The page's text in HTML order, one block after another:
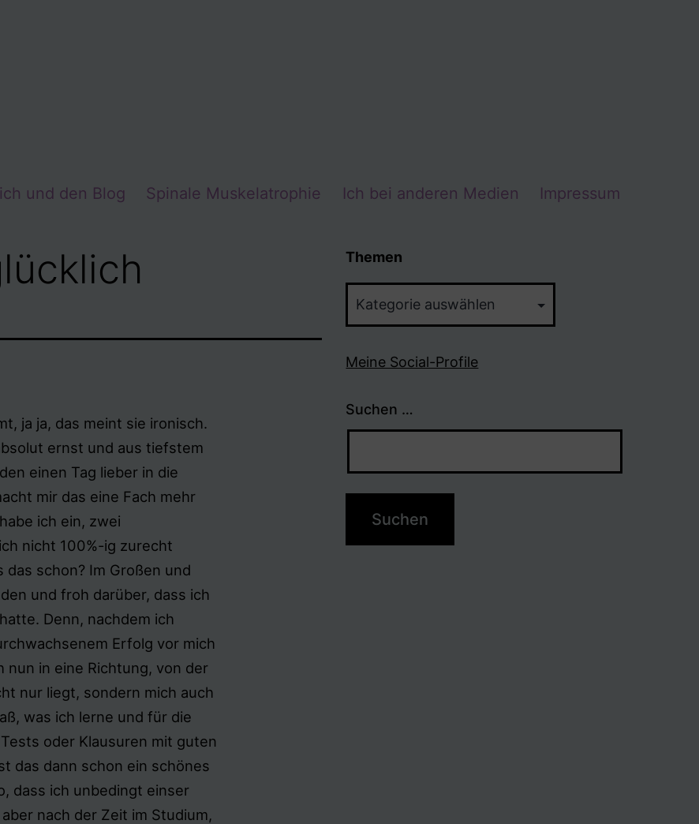
und den Blog Spinale Muskelatrophie Ich bei anderen Medien Impressum
ja ja, das meint sie ironisch.
ernst und aus tiefstem
einen Tag lieber in die
mir das eine Fach mehr
ich ein, zwei
nicht 100%-ig zurecht
schon? Im Großen und
und froh darüber, dass ich
Denn, nachdem ich
Erfolg vor mich
nun in eine Richtung, von der
nur liegt, sondern mich auch
was ich lerne und für die
oder Klausuren mit guten
das dann schon ein schönes
dass ich unbedingt einser
nach der Zeit im Studium,
Themen
Meine Social-Profile
Suchen …